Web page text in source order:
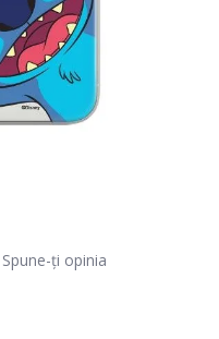
Spune-ţi opinia